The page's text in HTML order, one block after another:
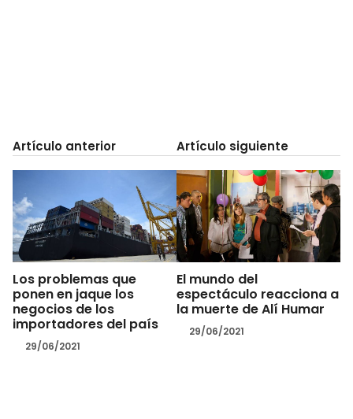
Artículo anterior
Los problemas que
ponen en jaque los
negocios de los
importadores del país
29/06/2021
Artículo siguiente
El mundo del
espectáculo reacciona a
la muerte de Alí Humar
29/06/2021